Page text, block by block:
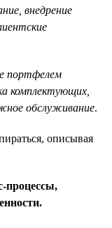
внедрение
портфелем
комплектующих,
обслуживание.
описывая
процессы,